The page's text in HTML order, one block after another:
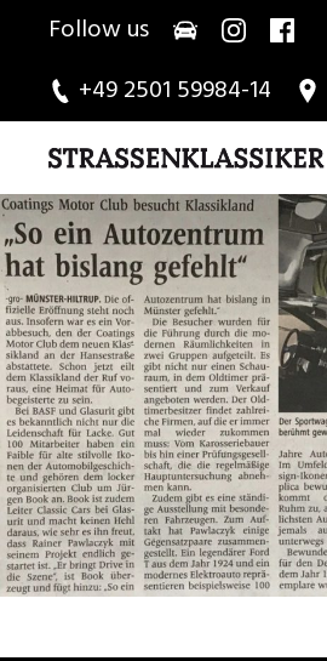
Follow us
+49 2501 59984-14